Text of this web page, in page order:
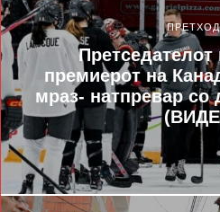
премиерот на
мраз- натпревар со